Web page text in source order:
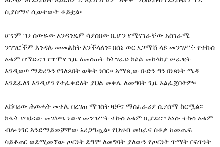
ሲያሰማና ሲወተውት ቆይቷል፡፡
ሆኖም ግን ሰውዬው አንዳንዴም ሳያስበው ቢሆን የሚናገራቸው አስገራሚ
ንግግሮችም እንዳሉ መመልከት እንችላለን፡፡ በሰኔ ወር አጋማሽ ላይ መንግሥት የተኩስ
አቁም በማድረግ የጥሞና ጊዜ ለመስጠት ከትግራይ ክልል መከላከያ ሠራዊት
እንዲወጣ ማድረጉን የገለጸበት ወቅት ነበር። አማጺው ቡድን ግን በነጻነት ሜዳ
እንደፈለገ እንዲሆን የተፈቀደለት ያህል መቀሌ ለመግባት ጊዜ አልፈጀበትም፡፡
አሸባሪው ሕወሓት መቀሌ በረገጠ ማግስት ዛቻና ማስፈራሪያ ሲያሰማ ከርሟል፡፡
ክፋት የባህሪው መገለጫ ነውና መንግሥት ተኩስ አቁም ቢያደርግ እነሱ ተኩስ አቁም
ብሎ ነገር እንደማይመቻቸው አረጋግጧል፡፡ የህዝብ መከራና ሰቆቃ ከመጤፍ
ሳይቆጠር ወደሚመኘው ጦርነት ደግሞ ለመግባት ያለውን የጦርነት ጥማት በፍጥነት